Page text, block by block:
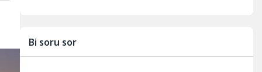
Bi soru sor